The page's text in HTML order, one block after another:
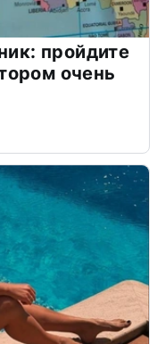
пройдите
очень